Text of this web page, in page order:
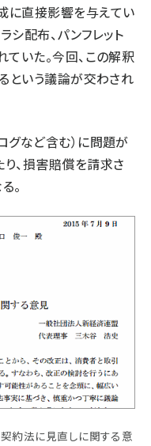
に直接影響を与えてい
シ配布、パンフレット
ていた。今回、この解釈
るという議論が交わされ
グなど含む）に問題が
、損害賠償を請求さ
。
約法に見直しに関する意